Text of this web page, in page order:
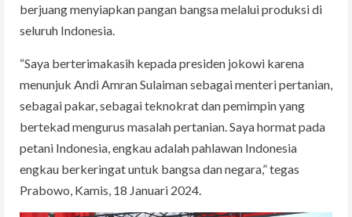
berjuang menyiapkan pangan bangsa melalui produksi di
seluruh Indonesia.
“Saya berterimakasih kepada presiden jokowi karena
menunjuk Andi Amran Sulaiman sebagai menteri pertanian,
sebagai pakar, sebagai teknokrat dan pemimpin yang
bertekad mengurus masalah pertanian. Saya hormat pada
petani Indonesia, engkau adalah pahlawan Indonesia
engkau berkeringat untuk bangsa dan negara,” tegas
Prabowo, Kamis, 18 Januari 2024.